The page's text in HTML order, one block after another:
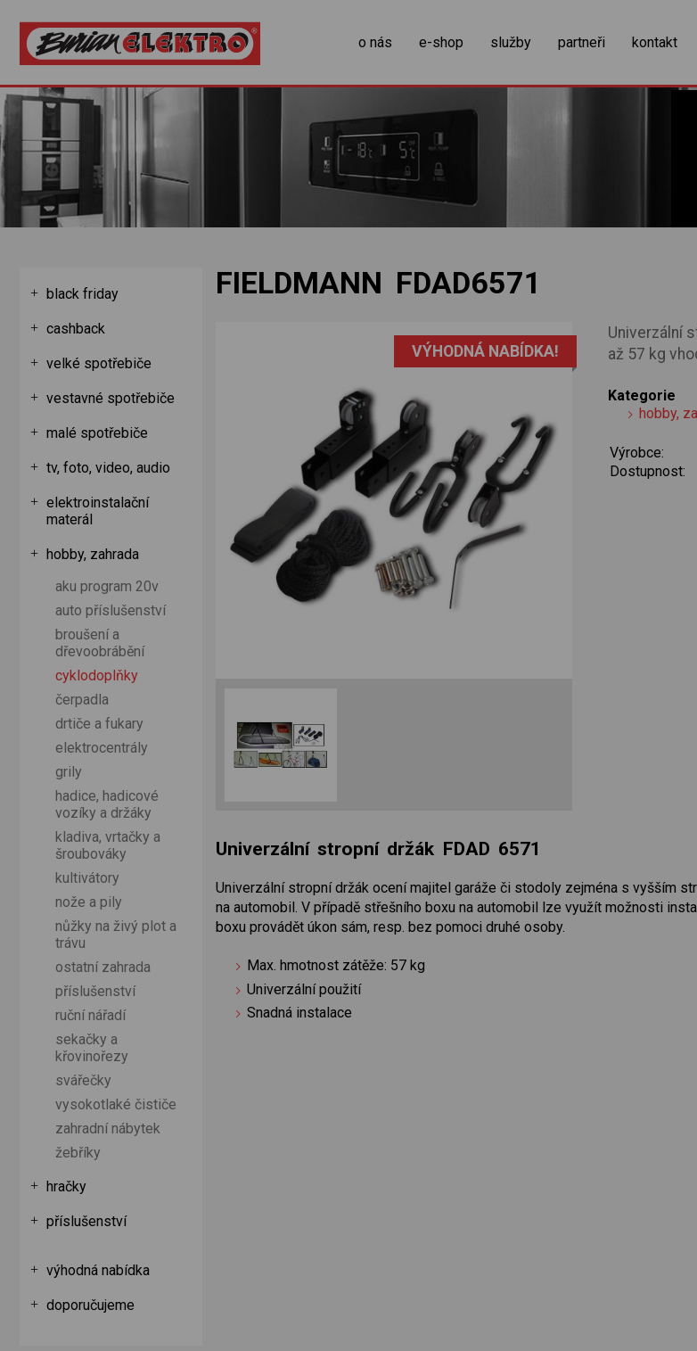
o nás e-shop služby partneři kontakt
zobrazit obsah košíku
FIELDMANN FDAD6571
Univerzální
až 57 kg
Kategorie
hobby,
Výrobce:
Dostupnost:
VÝHODNÁ NABÍDKA!
Univerzální stropní držák FDAD 6571
Univerzální stropní držák ocení majitel garáže či stodoly zejména s vyšším
na automobil. V případě střešního boxu na automobil lze využít možnosti
boxu provádět úkon sám, resp. bez pomoci druhé osoby.
Max. hmotnost zátěže: 57 kg
Univerzální použití
Snadná instalace
black friday
cashback
velké spotřebiče
vestavné spotřebiče
malé spotřebiče
tv, foto, video, audio
elektroinstalační
materál
hobby, zahrada
aku program 20v
auto příslušenství
broušení a
dřevoobrábění
cyklodoplňky
čerpadla
drtiče a fukary
elektrocentrály
grily
hadice, hadicové
vozíky a držáky
kladiva, vrtačky a
šroubováky
kultivátory
nože a pily
nůžky na živý plot a
trávu
ostatní zahrada
příslušenství
ruční nářadí
sekačky a
křovinořezy
svářečky
vysokotlaké čističe
zahradní nábytek
žebříky
hračky
příslušenství
výhodná nabídka
doporučujeme